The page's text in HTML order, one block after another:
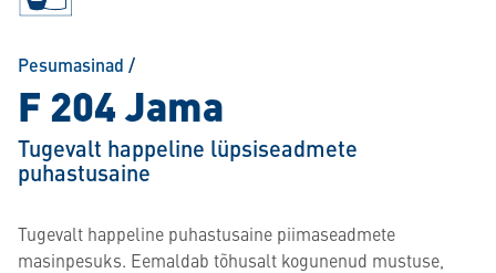
Pesumasinad /
F 204 Jama
Tugevalt happeline lüpsiseadmete
puhastusaine
Tugevalt happeline puhastusaine piimaseadmete
masinpesuks. Eemaldab tõhusalt kogunenud mustuse,